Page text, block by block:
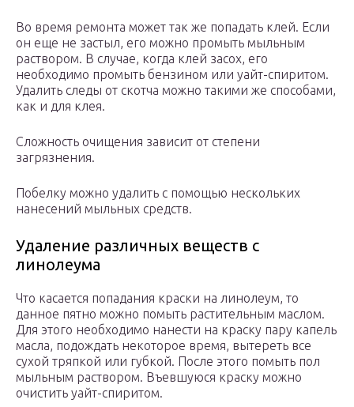
Во время ремонта может так же попадать клей. Если
он еще не застыл, его можно промыть мыльным
раствором. В случае, когда клей засох, его
необходимо промыть бензином или уайт-спиритом.
Удалить следы от скотча можно такими же способами,
как и для клея.
Сложность очищения зависит от степени
загрязнения.
Побелку можно удалить с помощью нескольких
нанесений мыльных средств.
Удаление различных веществ с
линолеума
Что касается попадания краски на линолеум, то
данное пятно можно помыть растительным маслом.
Для этого необходимо нанести на краску пару капель
масла, подождать некоторое время, вытереть все
сухой тряпкой или губкой. После этого помыть пол
мыльным раствором. Въевшуюся краску можно
очистить уайт-спиритом.